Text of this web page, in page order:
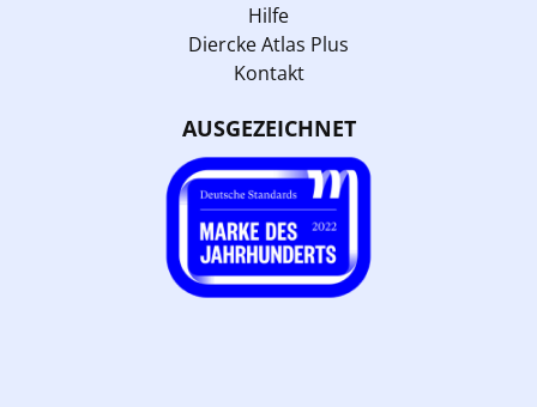
Hilfe
Diercke Atlas Plus
Kontakt
AUSGEZEICHNET